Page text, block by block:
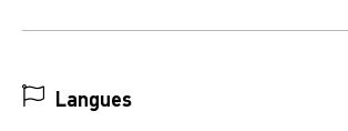
Langues